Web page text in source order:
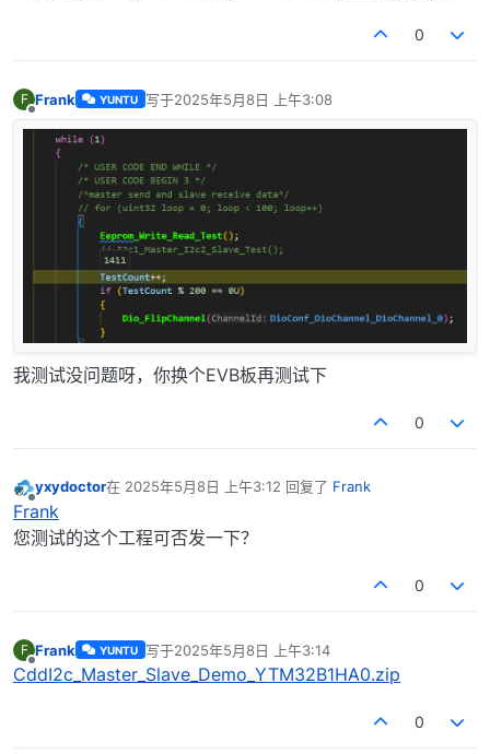
0
F Frank YUNTU 写于2025年5月8日 上午3:08
最后由 编辑
我测试没问题呀，你换个EVB板再测试下
0
离线
yxydoctor在 2025年5月8日 上午3:12 回复了 Frank
最后由 编辑
Frank
您测试的这个工程可否发一下？
0
F
离线
Frank YUNTU 写于2025年5月8日 上午3:14
最后由 编辑
CddI2c_Master_Slave_Demo_YTM32B1HA0.zip
0